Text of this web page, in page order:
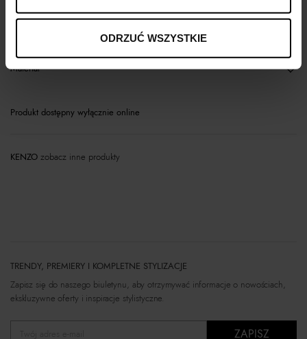
ODRZUĆ WSZYSTKIE
Materiał
Produkt dostępny wyłącznie online
KENZO zobacz inne produkty
TRENDY, PREMIERY I KOMPLETNE STYLIZACJE
Zapisz się do naszego biuletynu, aby otrzymywać informacje o nowościach,
ekskluzywne oferty i inspiracje stylistyczne.
ZAPISZ